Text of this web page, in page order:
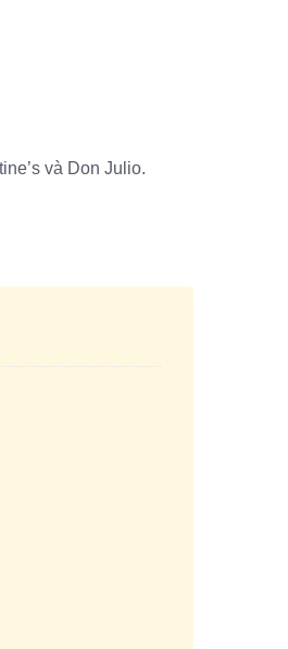
và Don Julio.